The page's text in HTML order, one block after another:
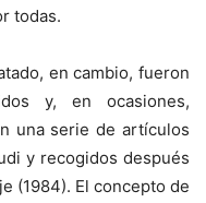
todas.
en cambio, fueron
y, en ocasiones,
una serie de artículos
y recogidos después
(1984). El concepto de